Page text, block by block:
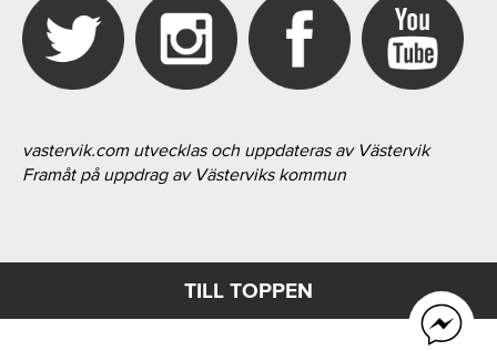
vastervik.com utvecklas och uppdateras av Västervik
Framåt på uppdrag av Västerviks kommun
TILL TOPPEN